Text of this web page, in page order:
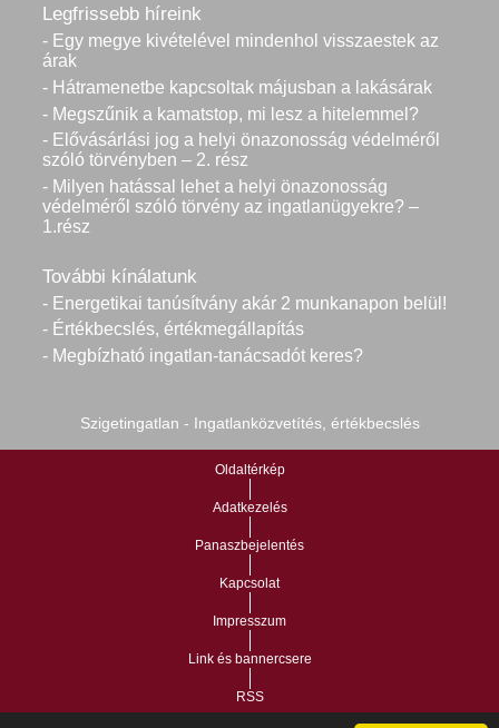
Legfrissebb híreink
- Egy megye kivételével mindenhol visszaestek az
árak
- Hátramenetbe kapcsoltak májusban a lakásárak
- Megszűnik a kamatstop, mi lesz a hitelemmel?
- Elővásárlási jog a helyi önazonosság védelméről
szóló törvényben – 2. rész
- Milyen hatással lehet a helyi önazonosság
védelméről szóló törvény az ingatlanügyekre? –
1.rész
További kínálatunk
- Energetikai tanúsítvány akár 2 munkanapon belül!
- Értékbecslés, értékmegállapítás
- Megbízható ingatlan-tanácsadót keres?
Szigetingatlan - Ingatlanközvetítés, értékbecslés
Oldaltérkép
Adatkezelés
Panaszbejelentés
Kapcsolat
Impresszum
Link és bannercsere
RSS